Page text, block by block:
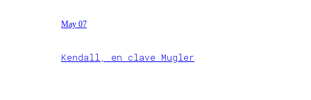
May 07
Kendall, en clave Mugler